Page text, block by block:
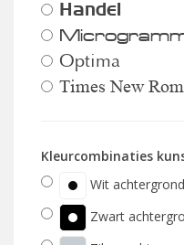
Handel
Optima
Times New
Kleurcombinaties
Wit
Zwart